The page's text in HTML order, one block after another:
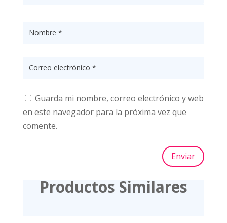
Guarda mi nombre, correo electrónico y web
en este navegador para la próxima vez que
comente.
Enviar
Productos Similares